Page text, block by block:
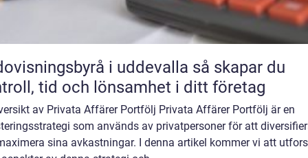
i uddevalla så skapar du
tid och lönsamhet i ditt företag
av Privata Affärer Portfölj Privata Affärer Portfölj är en
som används av privatpersoner för att
sina avkastningar. I denna artikel kommer vi att